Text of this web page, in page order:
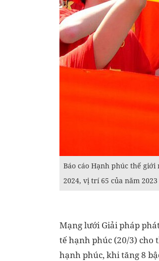
Báo cáo Hạnh phúc thế
2024, vị trí 65 của năm 2023
Mạng lưới Giải pháp
tế hạnh phúc (20/3) cho
hạnh phúc, khi tăng 8